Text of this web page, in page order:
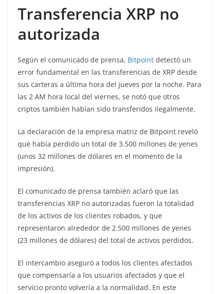
Transferencia XRP no
autorizada
Según el comunicado de prensa, Bitpoint detectó un
error fundamental en las transferencias de XRP desde
sus carteras a última hora del jueves por la noche. Para
las 2 AM hora local del viernes, se notó que otros
criptos también habían sido transferidos ilegalmente.
La declaración de la empresa matriz de Bitpoint reveló
que había perdido un total de 3.500 millones de yenes
(unos 32 millones de dólares en el momento de la
impresión).
El comunicado de prensa también aclaró que las
transferencias XRP no autorizadas fueron la totalidad
de los activos de los clientes robados, y que
representaron alrededor de 2.500 millones de yenes
(23 millones de dólares) del total de activos perdidos.
El intercambio aseguró a todos los clientes afectados
que compensaría a los usuarios afectados y que el
servicio pronto volvería a la normalidad. En este